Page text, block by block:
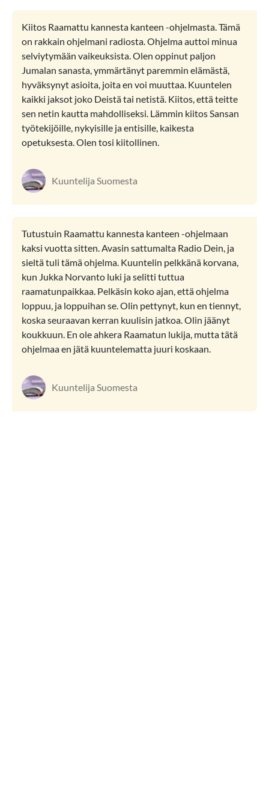
Kiitos Raamattu kannesta kanteen -ohjelmasta. Tämä
on rakkain ohjelmani radiosta. Ohjelma auttoi minua
selviytymään vaikeuk­sista. Olen oppinut paljon
Jumalan sanasta, ymmärtänyt paremmin elämästä,
hyväksynyt asioita, joita en voi muuttaa. Kuuntelen
kaikki jaksot joko Deistä tai netistä. Kiitos, että teitte
sen netin kautta mahdolliseksi. Lämmin kiitos Sansan
työtekijöille, nykyisille ja entisille, kaikesta
opetuksesta. Olen tosi kiitollinen.
Kuuntelija Suomesta
Tutustuin Raamattu kannesta kanteen -ohjelmaan
kaksi vuotta sitten. Avasin sattumalta Radio Dein, ja
sieltä tuli tämä ohjelma. Kuuntelin pelkkänä korvana,
kun Jukka Norvanto luki ja selitti tuttua
raamatunpaikkaa. Pelkäsin koko ajan, että ohjelma
loppuu, ja loppuihan se. Olin pettynyt, kun en tiennyt,
koska seuraavan kerran kuulisin jatkoa. Olin jäänyt
koukkuun. En ole ahkera Raamatun lukija, mutta tätä
ohjelmaa en jätä kuuntelematta juuri koskaan.
Kuuntelija Suomesta